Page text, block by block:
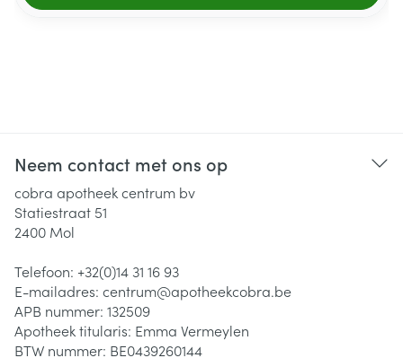
Neem contact met ons op
cobra apotheek centrum bv
Statiestraat 51
2400 Mol
Telefoon: +32(0)14 31 16 93
E-mailadres: centrum@apotheekcobra.be
APB nummer: 132509
Apotheek titularis: Emma Vermeylen
BTW nummer: BE0439260144